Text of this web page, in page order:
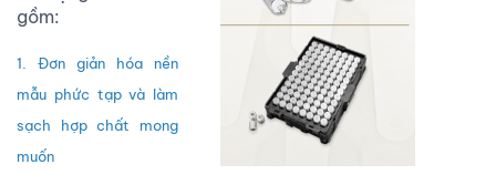
gồm:
1. Đơn giản hóa nền
mẫu phức tạp và làm
sạch hợp chất mong
muốn